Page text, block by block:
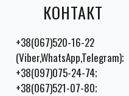
КОНТАКТ
+38(067)520-16-22
(Viber,WhatsApp,Telegram);
+38(097)075-24-74;
+38(067)521-07-80;